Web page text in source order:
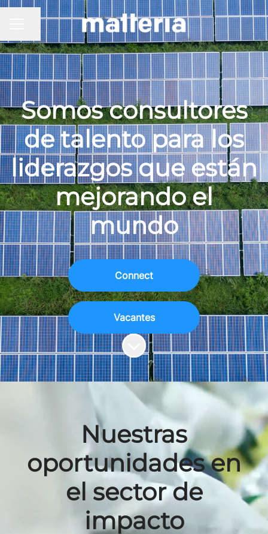
MENÚ DE EMPLEO
Compartir página
Somos consultores
de talento para los
liderazgos que están
mejorando el
mundo
Connect
Vacantes
Más contenido
Nuestras
oportunidades en
el sector de
impacto